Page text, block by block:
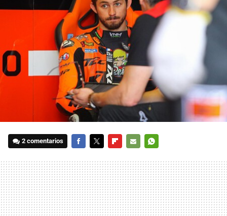
2 comentarios
MAIL